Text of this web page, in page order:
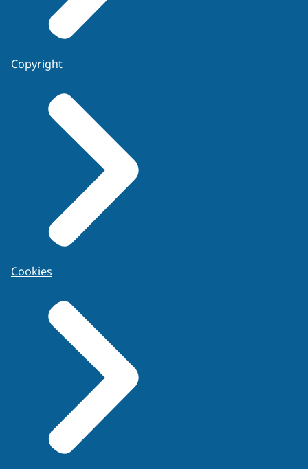
Copyright
Cookies